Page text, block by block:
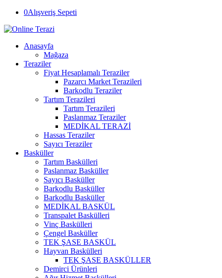
0Alışveriş Sepeti
Anasayfa
Mağaza
Teraziler
Fiyat Hesaplamalı Teraziler
Pazarcı Market Terazileri
Barkodlu Teraziler
Tartım Terazileri
Tartım Terazileri
Paslanmaz Teraziler
MEDİKAL TERAZİ
Hassas Teraziler
Sayıcı Teraziler
Basküller
Tartım Baskülleri
Paslanmaz Basküller
Sayıcı Basküller
Barkodlu Basküller
Barkodlu Basküller
MEDİKAL BASKÜL
Transpalet Baskülleri
Vinç Baskülleri
Çengel Basküller
TEK ŞASE BASKÜL
Hayvan Baskülleri
TEK ŞASE BASKÜLLER
Demirci Ürünleri